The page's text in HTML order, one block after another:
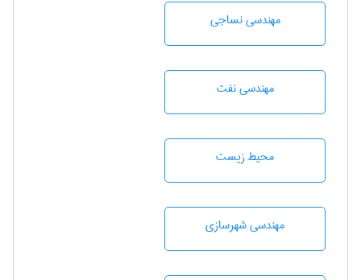
مهندسي نساجی
مهندسی نفت
محيط زيست
مهندسی شهرسازی